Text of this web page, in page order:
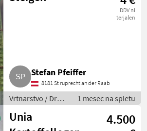
DDV ni
terjalen
Stefan Pfeiffer
8181 St ruprecht an der Raab
Vrtnarstvo / Drugi
stroji za
vrtnarstvo
1 mesec na spletu
Unia
4.500